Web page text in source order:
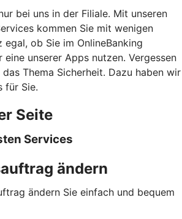
bei uns in der Filiale. Mit unseren
kommen Sie mit wenigen
egal, ob Sie im OnlineBanking
unserer Apps nutzen. Vergessen
Thema Sicherheit. Dazu haben wir
für Sie.
Seite
Services
ändern
ändern Sie einfach und bequem